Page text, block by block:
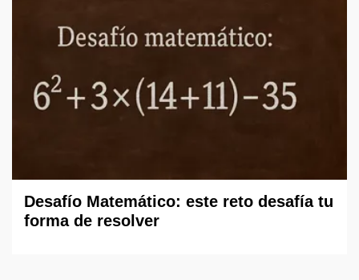
Desafío Matemático: este reto desafía tu
forma de resolver